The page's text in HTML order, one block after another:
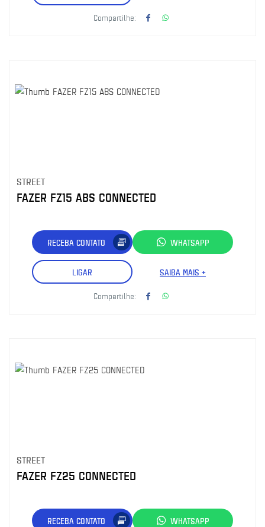
Compartilhe:
STREET
FAZER FZ15 ABS CONNECTED
RECEBA CONTATO WHATSAPP
LIGAR SAIBA MAIS +
Compartilhe:
STREET
FAZER FZ25 CONNECTED
RECEBA CONTATO WHATSAPP